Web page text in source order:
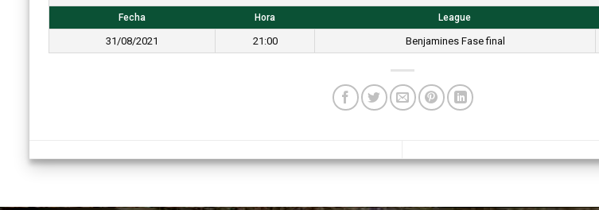
Fecha Hora League
31/08/2021 21:00 Benjamines Fase final